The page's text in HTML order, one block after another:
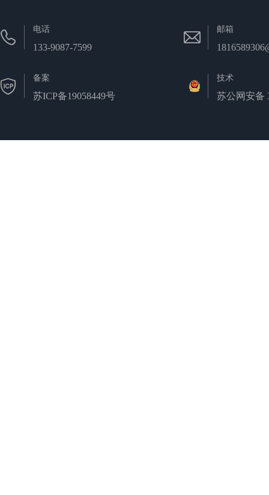
电话
133-9087-7599
邮箱
备案
苏ICP备19058449号
技术
苏公网安备